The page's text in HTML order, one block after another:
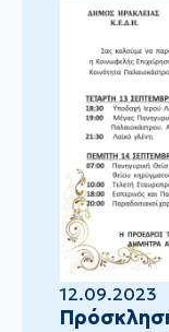
12.09.2023